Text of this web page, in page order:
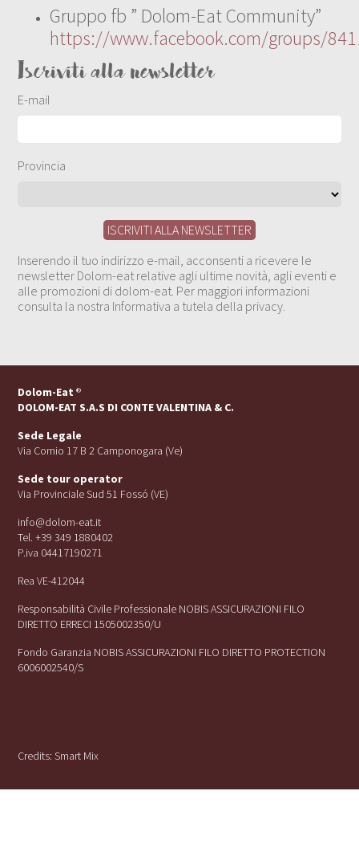
Gruppo fb ” Dolom-Eat Community”
https://www.facebook.com/groups/
Iscriviti alla newsletter
E-mail
Provincia
Inserendo il tuo indirizzo e-mail, acconsenti a ricevere le
newsletter Dolom-eat relative agli ultime novità, agli eventi e
alle promozioni di dolom-eat. Per maggiori informazioni
consulta la nostra Informativa a tutela della privacy.
Dolom-Eat ®
DOLOM-EAT S.A.S DI CONTE VALENTINA & C.
Sede Legale
Via Cornio 17 B 2 Camponogara (Ve)
Sede tour operator
Via Provinciale Sud 51 Fossó (VE)
info@dolom-eat.it
Tel. +39 349 1880402
P.iva 04417190271
Rea VE-412044
Responsabilità Civile Professionale NOBIS ASSICURAZIONI FILO
DIRETTO ERRECI 1505002350/U
Fondo Garanzia NOBIS ASSICURAZIONI FILO DIRETTO PROTECTION
6006002540/S
Credits:Smart Mix